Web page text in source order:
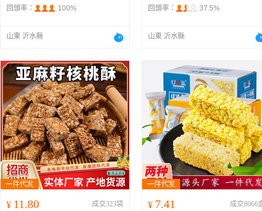
回頭率：
100%
山東 沂水縣
回頭率：
37.5%
山東 沂水縣
¥ 11.80
成交323袋
¥ 7.41
成交8066